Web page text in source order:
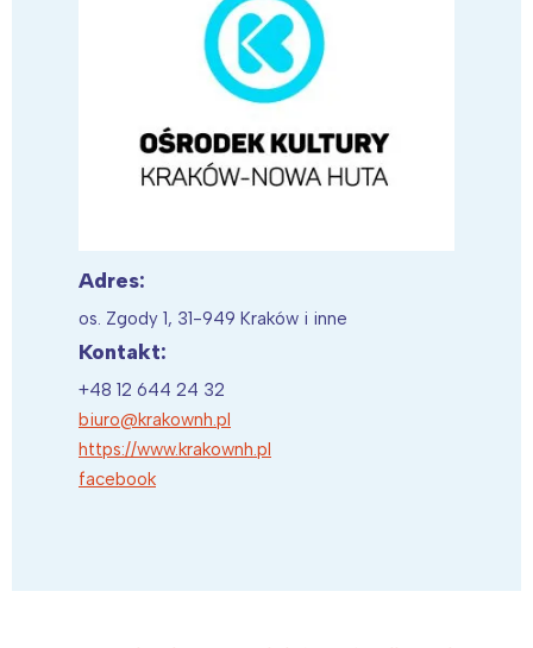
Adres:
os. Zgody 1, 31-949 Kraków i inne
Kontakt:
+48 12 644 24 32
biuro@krakownh.pl
https://www.krakownh.pl
facebook